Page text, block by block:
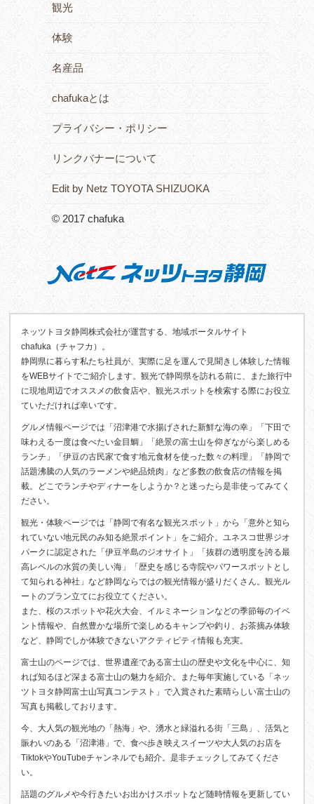
観光
体験
名産品
chafukaとは
プライバシー・ポリシー
リンクバナーについて
Edit by Netz TOYOTA SHIZUOKA
© 2017 chafuka
ネッツトヨタ静岡株式会社が運営する、地域ポータルサイト
chafuka（チャフカ）。
静岡県に暮らす私たち社員が、実際に足を運んで見聞きし体験した情報
をWEBサイトでご紹介します。観光で静岡県を訪れる前に、また旅行中
に現地周辺でオススメの飲食店や、観光スポットを検索する際にお役立
ていただければ幸いです。
グルメ情報ページでは「沼津港で水揚げされた新鮮な海の幸」「下田で
味わえる一度は食べたい金目鯛」「絶景の富士山を仰ぎながら楽しめる
ランチ」「伊豆の古民家で食す地元食材を使った数々の料理」「静岡で
話題沸騰の人気のラーメンや絶品焼肉」など多数の飲食店の情報を掲
載。どこでランチやディナーをしようか？と迷ったら是非使ってみてく
ださい。
観光・体験ページでは「静岡で有名な観光スポット」から「意外と知ら
れていない地元民のみ知る絶景ポイント」をご紹介。ユネスコ世界ジオ
パークに認定された「伊豆半島のジオサイト」「抜群の透明度を誇る最
高レベルの水質の美しい海」「歴史を感じる寺院やパワースポットとし
て知られる神社」など静岡ならではの観光情報が盛りだくさん。観光ル
ートのプラン立てにお役立てください。
また、桜のスポットや花火大会、イルミネーションなどの季節毎のイベ
ント情報や、自然豊かな場所で楽しめるキャンプや釣り、お茶摘み体験
など、静岡でしか体験できないアクティビティ情報も充実。
富士山のページでは、世界遺産である富士山の歴史や文化を中心に、知
れば知るほど深まる富士山の魅力を紹介。また毎年実施している「ネッ
ツトヨタ静岡富士山写真コンテスト」で入賞された素晴らしい富士山の
写真も掲載しております。
今、大人気の観光地の「熱海」や、湧水と緑溢れる街「三島」、活気と
賑わいのある「沼津港」で、食べ歩き映えスイーツや大人気のお店を
TiktokやYouTubeチャンネルでも紹介。是非チェックしてみてくださ
い。
話題のグルメや今行きたいお出かけスポットなど随時情報を更新してい